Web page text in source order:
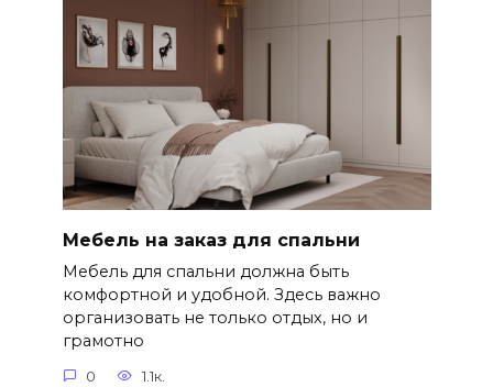
Мебель на заказ для спальни
Мебель для спальни должна быть
комфортной и удобной. Здесь важно
организовать не только отдых, но и
грамотно
0 1.1к.